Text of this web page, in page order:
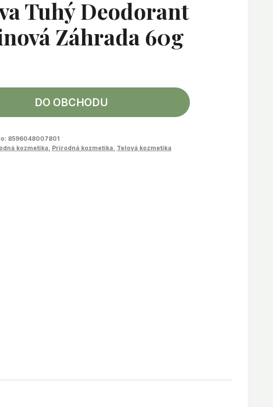
Tuhý Deodorant
Záhrada 60g
DO OBCHODU
8596048007801
kozmetika Prírodná kozmetika Telová kozmetika